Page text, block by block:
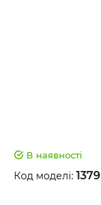
В наявності
Код моделі: 1379